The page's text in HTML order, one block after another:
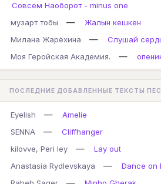
Совсем Наоборот - minus one
музарт тобы
—
Жалын кешкен
Милана Жарёхина
—
Слушай
Моя Геройская Академия.
—
ПОСЛЕДНИЕ ДОБАВЛЕННЫЕ ТЕКСТЫ
Eyelish —
Amelie
SENNA
—
Cliffhanger
kilovve, Peri ley
—
Lay out
Anastasia Rydlevskaya
—
Dance on